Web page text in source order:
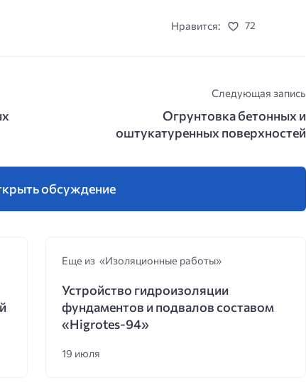
Нравится:
72
Следующая запись
Огрунтовка бетонных и
оштукатуренных поверхностей
обсуждение
Еще из «Изоляционные работы»
Устройство гидроизоляции
фундаментов и подвалов составом
«Higrotes-94»
19 июля